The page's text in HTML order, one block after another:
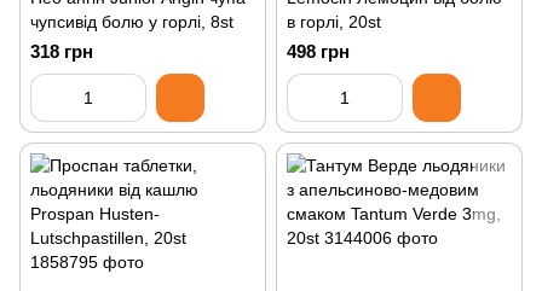
чупсивід болю у горлі, 8st
318 грн
в горлі, 20st
498 грн